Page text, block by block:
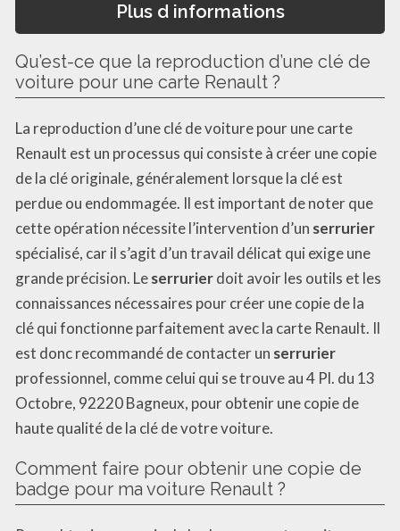
Plus d informations
Qu’est-ce que la reproduction d’une clé de
voiture pour une carte Renault ?
La reproduction d’une clé de voiture pour une carte
Renault est un processus qui consiste à créer une copie
de la clé originale, généralement lorsque la clé est
perdue ou endommagée. Il est important de noter que
cette opération nécessite l’intervention d’un serrurier
spécialisé, car il s’agit d’un travail délicat qui exige une
grande précision. Leserrurierdoit avoir les outils et les
connaissances nécessaires pour créer une copie de la
clé qui fonctionne parfaitement avec la carte Renault. Il
est donc recommandé de contacter un serrurier
professionnel, comme celui qui se trouve au 4 Pl. du 13
Octobre, 92220 Bagneux, pour obtenir une copie de
haute qualité de la clé de votre voiture.
Comment faire pour obtenir une copie de
badge pour ma voiture Renault ?